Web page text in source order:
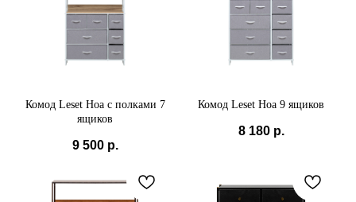
Комод Leset Ноа с полками 7
ящиков
9 500 р.
Комод Leset Ноа 9 ящиков
8 180 р.